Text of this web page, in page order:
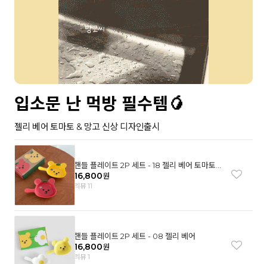
입소문 난 먹방 필수템🥭
젤리 베어 토마토 & 망고 신상 디자인출시
핸들 플레이트 2P 세트 - 18 젤리 베어 토마토
& 망고
16,800원
리뷰 11
핸들 플레이트 2P 세트 - 08 젤리 베어
16,800원
리뷰 1